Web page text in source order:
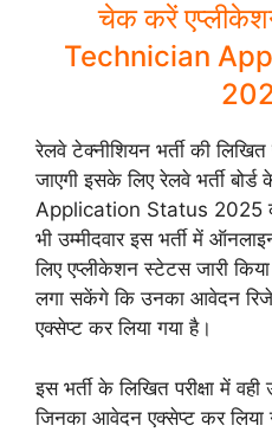
चेक करें
Technician
रेलवे टेक्नीशियन भर्ती की लिखित
जाएगी इसके लिए रेलवे भर्ती
Application Status 2025
भी उम्मीदवार इस भर्ती में
लिए एप्लीकेशन स्टेटस जारी
लगा सकेंगे कि उनका आवेदन
एक्सेप्ट कर लिया गया है।
इस भर्ती के लिखित परीक्षा में वही
जिनका आवेदन एक्सेप्ट कर लिया